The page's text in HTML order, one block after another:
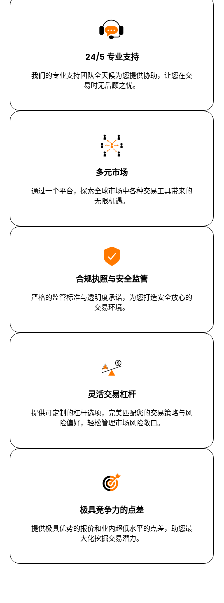
24/5 专业支持
我们的专业支持团队全天候为您提供协助，让您在交
易时无后顾之忧。
多元市场
通过一个平台，探索全球市场中各种交易工具带来的
无限机遇。
合规执照与安全监管
严格的监管标准与透明度承诺，为您打造安全放心的
交易环境。
灵活交易杠杆
提供可定制的杠杆选项，完美匹配您的交易策略与风
险偏好，轻松管理市场风险敞口。
极具竞争力的点差
提供极具优势的报价和业内超低水平的点差，助您最
大化挖掘交易潜力。